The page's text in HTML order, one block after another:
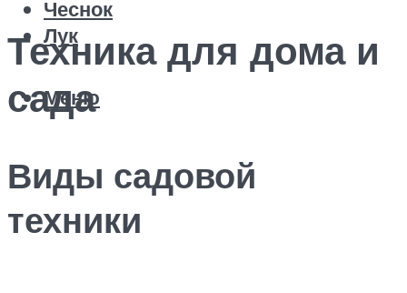
Чеснок
Лук
Меню
Техника для дома и
сада
Виды садовой
техники